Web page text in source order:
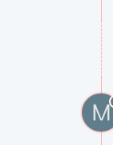
M